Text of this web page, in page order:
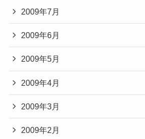
2009年7月
2009年6月
2009年5月
2009年4月
2009年3月
2009年2月